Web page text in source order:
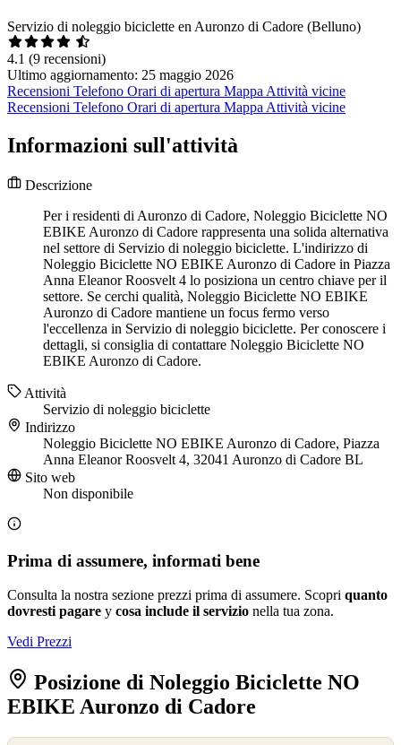
Servizio di noleggio biciclette en Auronzo di Cadore (Belluno)
4.1 (9 recensioni)
Ultimo aggiornamento: 25 maggio 2026
Recensioni Telefono Orari di apertura Mappa Attività vicine
Recensioni Telefono Orari di apertura Mappa Attività vicine
Informazioni sull'attività
Descrizione
Per i residenti di Auronzo di Cadore, Noleggio Biciclette NO
EBIKE Auronzo di Cadore rappresenta una solida alternativa
nel settore di Servizio di noleggio biciclette. L'indirizzo di
Noleggio Biciclette NO EBIKE Auronzo di Cadore in Piazza
Anna Eleanor Roosvelt 4 lo posiziona un centro chiave per il
settore. Se cerchi qualità, Noleggio Biciclette NO EBIKE
Auronzo di Cadore mantiene un focus fermo verso
l'eccellenza in Servizio di noleggio biciclette. Per conoscere i
dettagli, si consiglia di contattare Noleggio Biciclette NO
EBIKE Auronzo di Cadore.
Attività
Servizio di noleggio biciclette
Indirizzo
Noleggio Biciclette NO EBIKE Auronzo di Cadore, Piazza
Anna Eleanor Roosvelt 4, 32041 Auronzo di Cadore BL
Sito web
Non disponibile
Prima di assumere, informati bene
Consulta la nostra sezione prezzi prima di assumere. Scopri quanto
dovresti pagare y cosa include il servizio nella tua zona.
Vedi Prezzi
Posizione di Noleggio Biciclette NO
EBIKE Auronzo di Cadore